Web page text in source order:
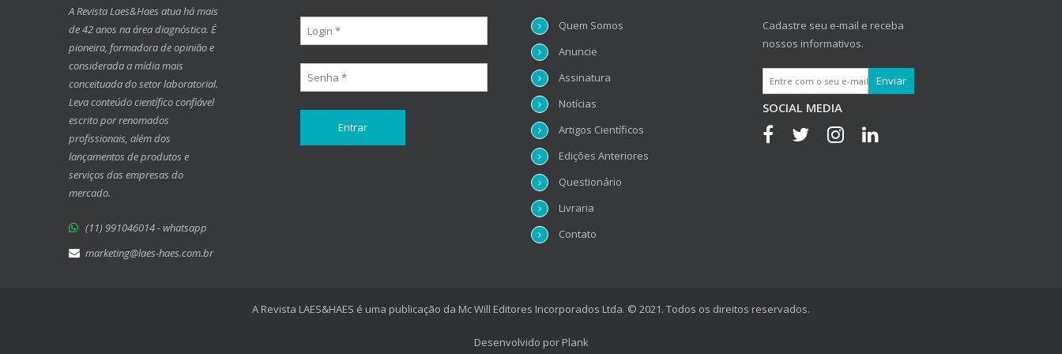
A Revista Laes&Haes atua há mais
de 42 anos na área diagnóstica. É
pioneira, formadora de opinião e
considerada a mídia mais
conceituada do setor laboratorial.
Leva conteúdo científico confiável
escrito por renomados
profissionais, além dos
lançamentos de produtos e
serviços das empresas do
mercado.
(11) 991046014 - whatsapp
marketing@laes-haes.com.br
Quem Somos
Anuncie
Assinatura
Notícias
Artigos Científicos
Edições Anteriores
Questionário
Livraria
Contato
Cadastre seu e-mail e receba
nossos informativos.
SOCIAL MEDIA
A Revista LAES&HAES é uma publicação da Mc Will Editores Incorporados Ltda. © 2021. Todos os direitos reservados.
Desenvolvido por Plank